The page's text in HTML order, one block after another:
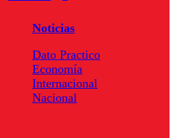
Noticias
Dato Practico
Economía
Internacional
Nacional